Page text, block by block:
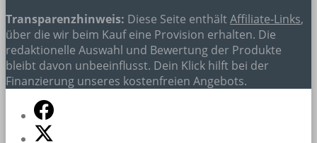
Transparenzhinweis: Diese Seite enthältAffiliate-Links,
über die wir beim Kauf eine Provision erhalten. Die
redaktionelle Auswahl und Bewertung der Produkte
bleibt davon unbeeinflusst. Dein Klick hilft bei der
Finanzierung unseres kostenfreien Angebots.